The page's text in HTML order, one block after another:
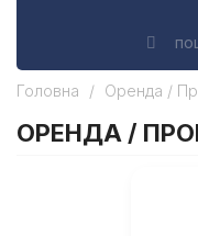
Головна Оренда /
ОРЕНДА /